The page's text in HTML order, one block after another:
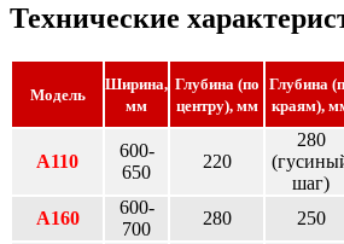
Технические
Модель
Ширина,
мм
Глубина (по
центру), мм
Глубина
краям),
А110
600-
650
220
280
шаг)
А160
600-
700
280 250